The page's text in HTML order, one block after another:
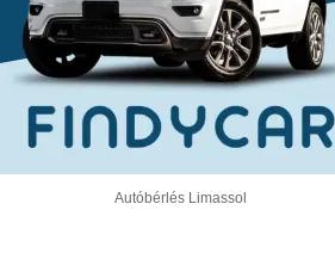
Autóbérlés Limassol